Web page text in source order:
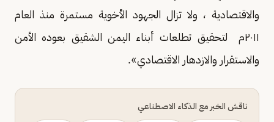
والاقتصادية ، ولا تزال الجهود الأخوية مستمرة منذ العام
٢٠١١م لتحقيق تطلعات أبناء اليمن الشقيق بعوده الأمن
والاستقرار والازدهار الاقتصادي».
ناقش الخبر مع الذكاء الاصطناعي